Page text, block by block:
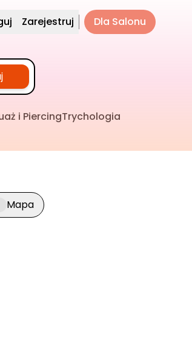
Zarejestruj Dla Salonu
i PiercingTrychologia
widok mapy
Mapa